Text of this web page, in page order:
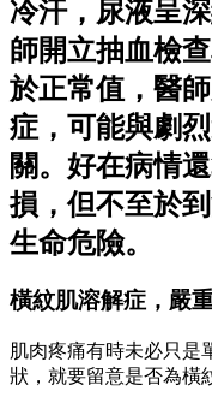
冷汗，尿液呈
師開立抽血檢
於正常值，醫
症，可能與劇
關。好在病情
損，但不至於
生命危險。
橫紋肌溶解症，嚴
肌肉疼痛有時未必只是
狀，就要留意是否為橫